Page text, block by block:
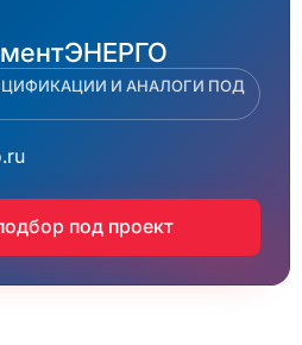
И АНАЛОГИ ПОД
под проект